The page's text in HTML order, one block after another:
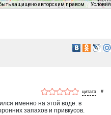
защищено авторским правом Условия
#
именно на этой воде. в
запахов и привкусов.